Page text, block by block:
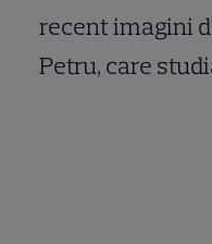
recent imagini
Petru, care